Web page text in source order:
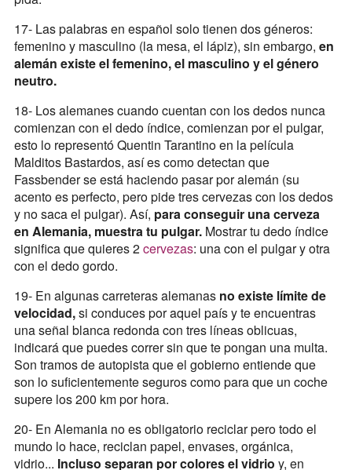
17- Las palabras en español solo tienen dos géneros:
femenino y masculino (la mesa, el lápiz), sin embargo, en
alemán existe el femenino, el masculino y el género
neutro.
18- Los alemanes cuando cuentan con los dedos nunca
comienzan con el dedo índice, comienzan por el pulgar,
esto lo representó Quentin Tarantino en la película
Malditos Bastardos, así es como detectan que
Fassbender se está haciendo pasar por alemán (su
acento es perfecto, pero pide tres cervezas con los dedos
y no saca el pulgar). Así, para conseguir una cerveza
en Alemania, muestra tu pulgar.Mostrar tu dedo índice
significa que quieres 2cervezas: una con el pulgar y otra
con el dedo gordo.
19- En algunas carreteras alemanas no existe límite de
velocidad,si conduces por aquel país y te encuentras
una señal blanca redonda con tres líneas oblicuas,
indicará que puedes correr sin que te pongan una multa.
Son tramos de autopista que el gobierno entiende que
son lo suficientemente seguros como para que un coche
supere los 200 km por hora.
20- En Alemania no es obligatorio reciclar pero todo el
mundo lo hace, reciclan papel, envases, orgánica,
vidrio... Incluso separan por colores el vidrio y, en